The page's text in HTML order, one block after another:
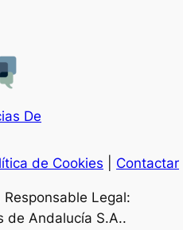
De
de Cookies Contactar
Legal:
de Andalucía S.A..